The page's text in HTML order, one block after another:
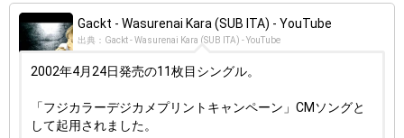
Gackt - Wasurenai Kara (SUB ITA) - YouTube
出典：Gackt - Wasurenai Kara (SUB ITA) - YouTube
2002年4月24日発売の11枚目シングル。
「フジカラーデジカメプリントキャンペーン」CMソングと
して起用されました。